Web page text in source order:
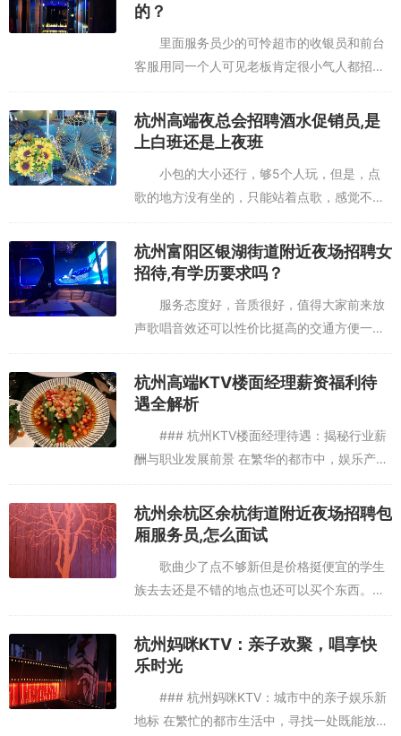
的？
里面服务员少的可怜超市的收银员和前台
客服用同一个人可见老板肯定很小气人都招不
到也没有领路人里面的新歌也没有总之不好不
好不好这是我大学的时候就一直跟舍友去的一
家KTV，环境一般般吧，要求...
杭州高端夜总会招聘酒水促销员,是
上白班还是上夜班
小包的大小还行，够5个人玩，但是，点
歌的地方没有坐的，只能站着点歌，感觉不太
习惯。而且很多歌都没有的…不全。一般般吧
～在车公庙附近，很方便KTV特别大，有点像
迷宫不过每隔一段路安排了服...
杭州富阳区银湖街道附近夜场招聘女
招待,有学历要求吗？
服务态度好，音质很好，值得大家前来放
声歌唱音效还可以性价比挺高的交通方便一般
住在附近，但是是第一次去他家，星期五晚上
去买了398的团购到店还要另付128元感觉贵
了有两打啤酒但是我们都不...
杭州高端KTV楼面经理薪资福利待
遇全解析
### 杭州KTV楼面经理待遇：揭秘行业薪
酬与职业发展前景 在繁华的都市中，娱乐产业
蓬勃发展，其中KTV作为人们休闲娱乐的重要
场所，其管理层——楼面经理的角色愈发重
要。本文将深入探讨...
杭州余杭区余杭街道附近夜场招聘包
厢服务员,怎么面试
歌曲少了点不够新但是价格挺便宜的学生
族去去还是不错的地点也还可以买个东西。开
个招聘。让坑的不行不行的。大差评，提前团
好的招聘，提前到了那边，跟我们说要到点才
能进去，到了问他们，就把我们...
杭州妈咪KTV：亲子欢聚，唱享快
乐时光
### 杭州妈咪KTV：城市中的亲子娱乐新
地标 在繁忙的都市生活中，寻找一处既能放松